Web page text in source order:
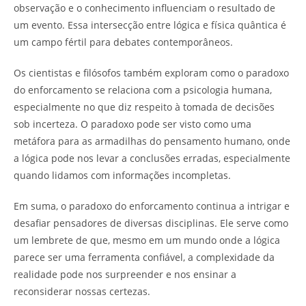
observação e o conhecimento influenciam o resultado de
um evento. Essa intersecção entre lógica e física quântica é
um campo fértil para debates contemporâneos.
Os cientistas e filósofos também exploram como o paradoxo
do enforcamento se relaciona com a psicologia humana,
especialmente no que diz respeito à tomada de decisões
sob incerteza. O paradoxo pode ser visto como uma
metáfora para as armadilhas do pensamento humano, onde
a lógica pode nos levar a conclusões erradas, especialmente
quando lidamos com informações incompletas.
Em suma, o paradoxo do enforcamento continua a intrigar e
desafiar pensadores de diversas disciplinas. Ele serve como
um lembrete de que, mesmo em um mundo onde a lógica
parece ser uma ferramenta confiável, a complexidade da
realidade pode nos surpreender e nos ensinar a
reconsiderar nossas certezas.